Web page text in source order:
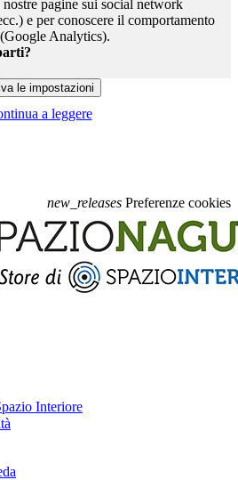
pagine sui social network
e per conoscere il comportamento
Analytics).
a leggere
new_releases Preferenze cookies
Interiore